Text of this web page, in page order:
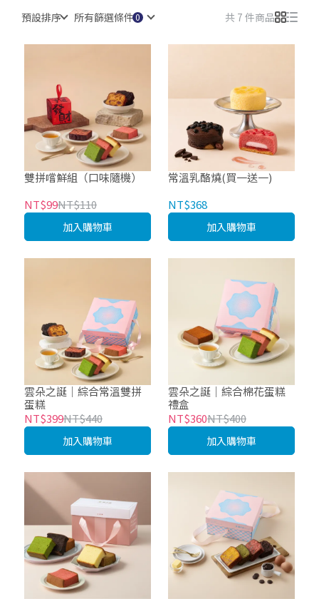
預設排序 所有篩選條件 共 7 件商品
雙拼嚐鮮組（口味隨機）
NT$99NT$110
加入購物車
常溫乳酪燒(買一送一)
NT$368
加入購物車
雲朵之誕｜綜合常溫雙拼
蛋糕
NT$399NT$440
加入購物車
雲朵之誕｜綜合棉花蛋糕
禮盒
NT$360NT$400
加入購物車